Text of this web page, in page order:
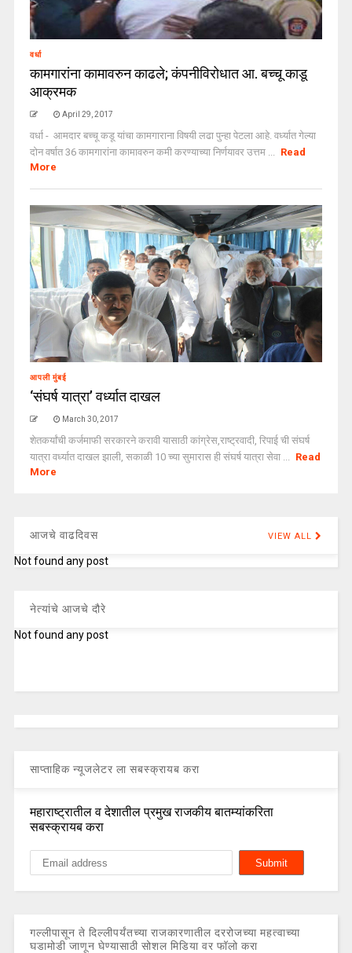
वर्धा
कामगारांना कामावरुन काढले; कंपनीविरोधात आ. बच्चू काडू
आक्रमक
April 29, 2017
वर्धा - आमदार बच्चू कडू यांचा कामगाराना विषयी लढा पुन्हा पेटला आहे. वर्ध्यात गेल्या
दोन वर्षात 36 कामगारांना कामावरुन कमी करण्याच्या निर्णयावर उत्तम ... Read
More
आपली मुंबई
‘संघर्ष यात्रा’ वर्ध्यात दाखल
March 30, 2017
शेतकर्यांची कर्जमाफी सरकारने करावी यासाठी कांग्रेस,राष्ट्रवादी, रिपाई ची संघर्ष
यात्रा वर्ध्यात दाखल झाली, सकाळी 10 च्या सुमारास ही संघर्ष यात्रा सेवा ... Read
More
आजचे वाढदिवस VIEW ALL
Not found any post
नेत्यांचे आजचे दौरे
Not found any post
साप्ताहिक न्यूजलेटर ला सबस्क्रायब करा
महाराष्ट्रातील व देशातील प्रमुख राजकीय बातम्यांकरिता
सबस्क्रायब करा
गल्लीपासून ते दिल्लीपर्यंतच्या राजकारणातील दररोजच्या महत्वाच्या
घडामोडी जाणून घेण्यासाठी सोशल मिडिया वर फॉलो करा